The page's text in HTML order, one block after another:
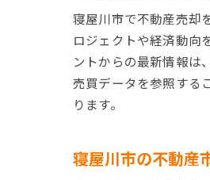
寝屋川市で不動産売却
ロジェクトや経済動向
ントからの最新情報は
売買データを参照する
ります。
寝屋川市の不動産